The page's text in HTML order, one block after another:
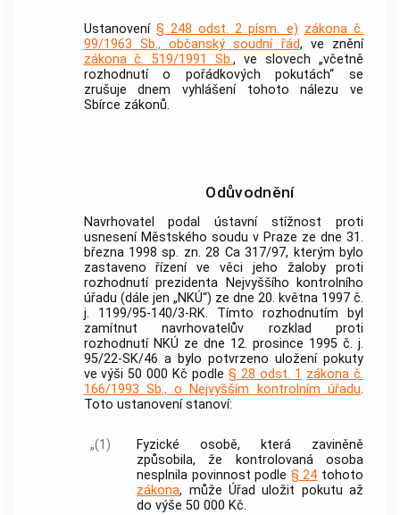
Ustanovení § 248 odst. 2 písm. e) zákona č.
99/1963 Sb., občanský soudní řád, ve znění
zákona č. 519/1991 Sb., ve slovech „včetně
rozhodnutí o pořádkových pokutách“ se
zrušuje dnem vyhlášení tohoto nálezu ve
Sbírce zákonů.
Odůvodnění
Navrhovatel podal ústavní stížnost proti
usnesení Městského soudu v Praze ze dne 31.
března 1998 sp. zn. 28 Ca 317/97, kterým bylo
zastaveno řízení ve věci jeho žaloby proti
rozhodnutí prezidenta Nejvyššího kontrolního
úřadu (dále jen „NKÚ“) ze dne 20. května 1997 č.
j. 1199/95-140/3-RK. Tímto rozhodnutím byl
zamítnut navrhovatelův rozklad proti
rozhodnutí NKÚ ze dne 12. prosince 1995 č. j.
95/22-SK/46 a bylo potvrzeno uložení pokuty
ve výši 50 000 Kč podle§ 28 odst. 1 zákona č.
166/1993 Sb., o Nejvyšším kontrolním úřadu.
Toto ustanovení stanoví:
„(1)
Fyzické osobě, která zaviněně
způsobila, že kontrolovaná osoba
nesplnila povinnost podle § 24 tohoto
zákona, může Úřad uložit pokutu až
do výše 50 000 Kč.